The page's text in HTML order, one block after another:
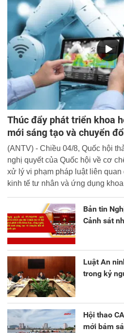
Thúc đẩy phát triển khoa
mới sáng tạo và chuyển
(ANTV) - Chiều 04/8, Quốc hội
nghị quyết của Quốc hội về cơ
xử lý vi phạm pháp luật liên
kinh tế tư nhân và ứng dụng
Bản tin
Cảnh sát
Luật An
trong kỷ
Hội thao
mới bám